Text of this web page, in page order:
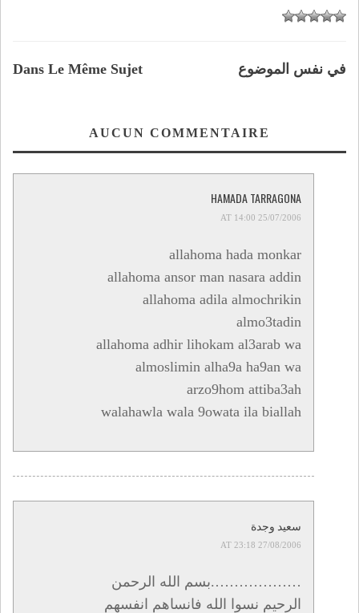
Dans Le Même Sujet في نفس الموضوع
AUCUN COMMENTAIRE
HAMADA TARRAGONA
25/07/2006 AT 14:00
allahoma hada monkar
allahoma ansor man nasara addin
allahoma adila almochrikin
almo3tadin
allahoma adhir lihokam al3arab wa
almoslimin alha9a ha9an wa
arzo9hom attiba3ah
walahawla wala 9owata ila biallah
سعيد وجدة
27/08/2006 AT 23:18
……………….بسم الله الرحمن
الرحيم نسوا الله فانساهم انفسهم